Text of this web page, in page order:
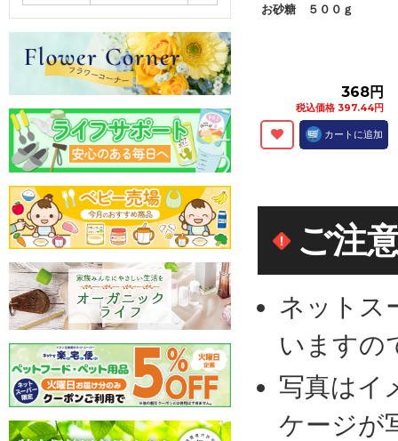
お砂糖 ５００ｇ
368円
税込価格 397.44円
カートに追加
ご注
ネットス
いますの
写真はイ
ケージが